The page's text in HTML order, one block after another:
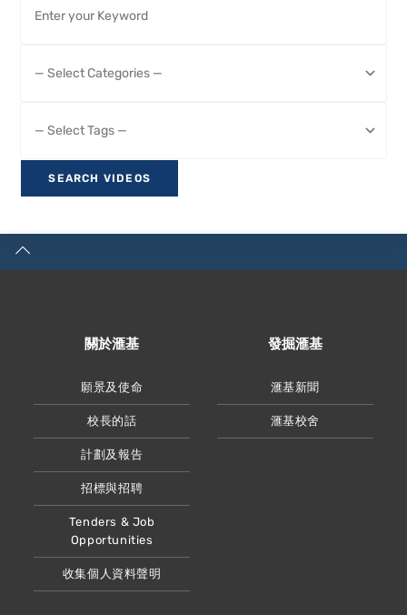
關於滙基
願景及使命
校長的話
計劃及報告
招標與招聘
Tenders & Job
Opportunities
收集個人資料聲明
發掘滙基
滙基新聞
滙基校舍